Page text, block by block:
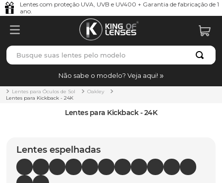
Lentes com proteção UVA, UVB e UV400 + Garantia de fabricação de 1
ano.
Busque suas lentes pelo modelo
Não sabe o modelo? Veja aqui!
Lentes para Óculos de Sol
Oakley
Lentes para Kickback - 24K
Lentes para Kickback - 24K
Lentes espelhadas
TERMOS MAIS BUSCADOS
1º borrachas
holbrook
5º chaves
6º t-shock